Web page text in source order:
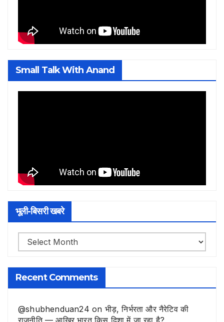
Small Talk With Anand
भूली-बिसरी खबरे
भूली-
बिसरी
खबरे
Recent Comments
@shubhenduan24 on भीड़, निर्भरता और नैरेटिव की